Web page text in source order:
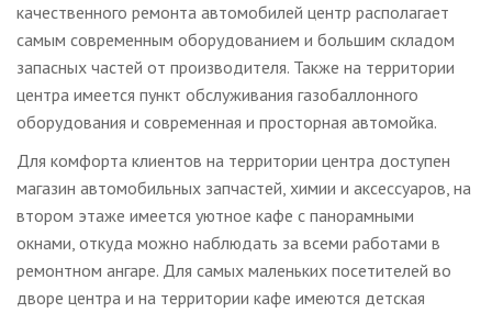
качественного ремонта автомобилей центр располагает
самым современным оборудованием и большим складом
запасных частей от производителя. Также на территории
центра имеется пункт обслуживания газобаллонного
оборудования и современная и просторная автомойка.
Для комфорта клиентов на территории центра доступен
магазин автомобильных запчастей, химии и аксессуаров, на
втором этаже имеется уютное кафе с панорамными
окнами, откуда можно наблюдать за всеми работами в
ремонтном ангаре. Для самых маленьких посетителей во
дворе центра и на территории кафе имеются детская